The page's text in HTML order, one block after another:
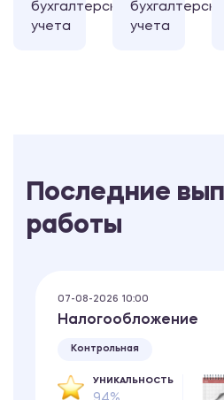
бухгалтерского
учета
учета
Последние
работы
07-08-2026 10:00
Налогообложение
Контрольная
УНИКАЛЬНОСТЬ